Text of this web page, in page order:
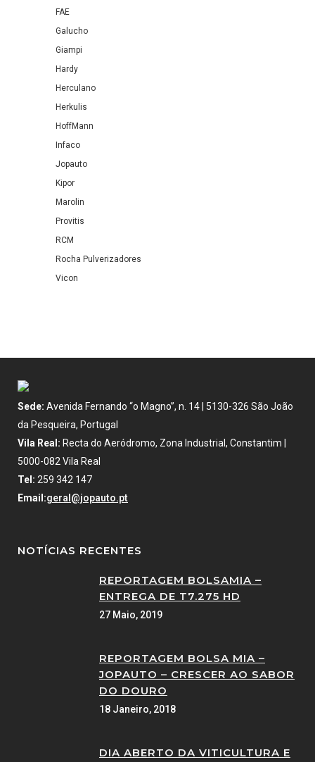
FAE
Galucho
Giampi
Hardy
Herculano
Herkulis
HoffMann
Infaco
Jopauto
Kipor
Marolin
Provitis
RCM
Rocha Pulverizadores
Vicon
Sede: Avenida Fernando “o Magno”, n. 14 | 5130-326 São João
da Pesqueira, Portugal
Vila Real: Recta do Aeródromo, Zona Industrial, Constantim |
5000-082 Vila Real
Tel: 259 342 147
Email:geral@jopauto.pt
NOTÍCIAS RECENTES
REPORTAGEM BOLSAMIA –
ENTREGA DE T7.275 HD
27 Maio, 2019
REPORTAGEM BOLSA MIA –
JOPAUTO – CRESCER AO SABOR
DO DOURO
18 Janeiro, 2018
DIA ABERTO DA VITICULTURA E